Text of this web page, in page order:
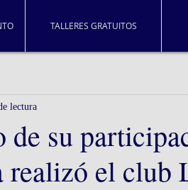
de su
realizó el
lectura
TALLERES GRATUITOS